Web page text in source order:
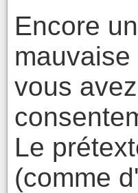
Encore
vous
Le
(comme